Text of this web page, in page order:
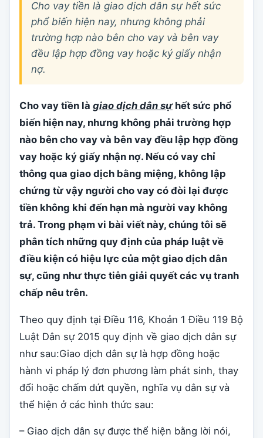
Cho vay tiền là giao dịch dân sự hết sức
phổ biến hiện nay, nhưng không phải
trường hợp nào bên cho vay và bên vay
đều lập hợp đồng vay hoặc ký giấy nhận
nợ.
Cho vay tiền là giao dịch dân sựhết sức phổ
biến hiện nay, nhưng không phải trường hợp
nào bên cho vay và bên vay đều lập hợp đồng
vay hoặc ký giấy nhận nợ. Nếu có vay chỉ
thông qua giao dịch bằng miệng, không lập
chứng từ vậy người cho vay có đòi lại được
tiền không khi đến hạn mà người vay không
trả. Trong phạm vi bài viết này, chúng tôi sẽ
phân tích những quy định của pháp luật về
điều kiện có hiệu lực của một giao dịch dân
sự, cũng như thực tiễn giải quyết các vụ tranh
chấp nêu trên.
Theo quy định tại Điều 116, Khoản 1 Điều 119 Bộ
Luật Dân sự 2015 quy định về giao dịch dân sự
như sau:Giao dịch dân sự là hợp đồng hoặc
hành vi pháp lý đơn phương làm phát sinh, thay
đổi hoặc chấm dứt quyền, nghĩa vụ dân sự và
thể hiện ở các hình thức sau:
– Giao dịch dân sự được thể hiện bằng lời nói,